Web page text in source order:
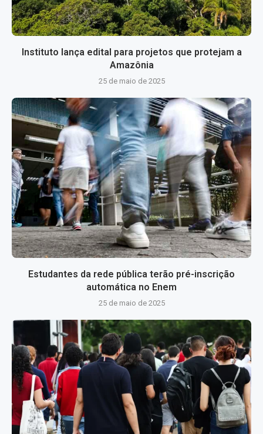
Instituto lança edital para projetos que protejam a
Amazônia
25 de maio de 2025
Estudantes da rede pública terão pré-inscrição
automática no Enem
25 de maio de 2025